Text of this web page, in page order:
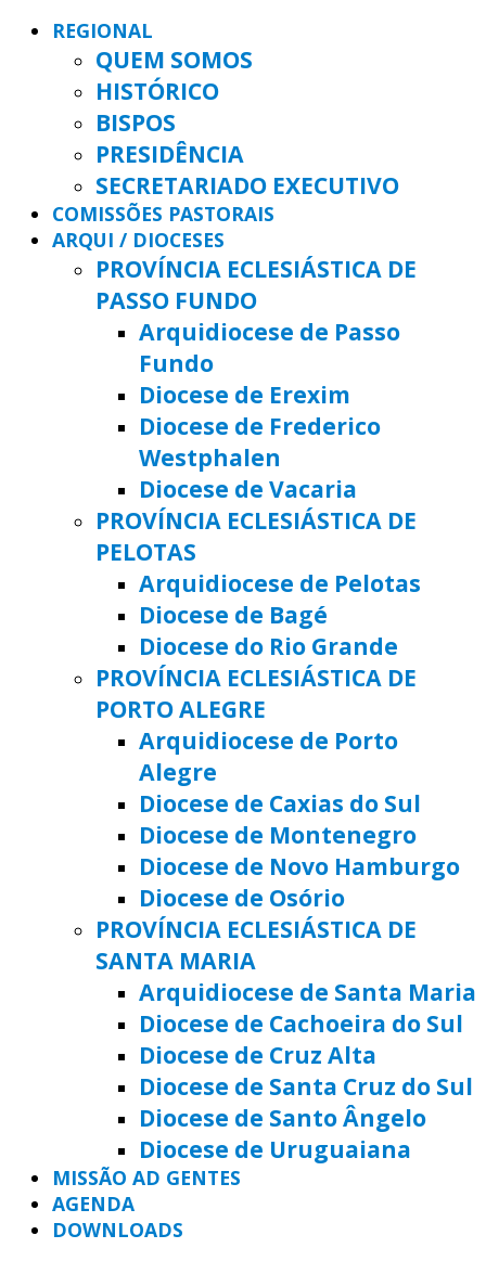
REGIONAL
QUEM SOMOS
HISTÓRICO
BISPOS
PRESIDÊNCIA
SECRETARIADO EXECUTIVO
COMISSÕES PASTORAIS
ARQUI / DIOCESES
PROVÍNCIA ECLESIÁSTICA DE
PASSO FUNDO
Arquidiocese de Passo
Fundo
Diocese de Erexim
Diocese de Frederico
Westphalen
Diocese de Vacaria
PROVÍNCIA ECLESIÁSTICA DE
PELOTAS
Arquidiocese de Pelotas
Diocese de Bagé
Diocese do Rio Grande
PROVÍNCIA ECLESIÁSTICA DE
PORTO ALEGRE
Arquidiocese de Porto
Alegre
Diocese de Caxias do Sul
Diocese de Montenegro
Diocese de Novo Hamburgo
Diocese de Osório
PROVÍNCIA ECLESIÁSTICA DE
SANTA MARIA
Arquidiocese de Santa Maria
Diocese de Cachoeira do Sul
Diocese de Cruz Alta
Diocese de Santa Cruz do Sul
Diocese de Santo Ângelo
Diocese de Uruguaiana
MISSÃO AD GENTES
AGENDA
DOWNLOADS